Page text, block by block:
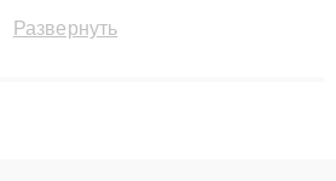
до 3 лет. Наши мастера
Развернуть